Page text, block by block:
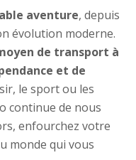
aventure, depuis
évolution moderne.
de transport à
et de
le sport ou les
continue de nous
enfourchez votre
monde qui vous